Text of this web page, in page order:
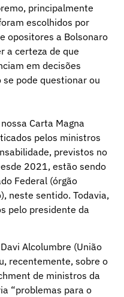
principalmente
escolhidos por
opositores a Bolsonaro
a certeza de que
em decisões
pode questionar ou
Carta Magna
pelos ministros
previstos no
2021, estão sendo
Federal (órgão
neste sentido. Todavia,
pelo presidente da
Alcolumbre (União
recentemente, sobre o
de ministros da
“problemas para o